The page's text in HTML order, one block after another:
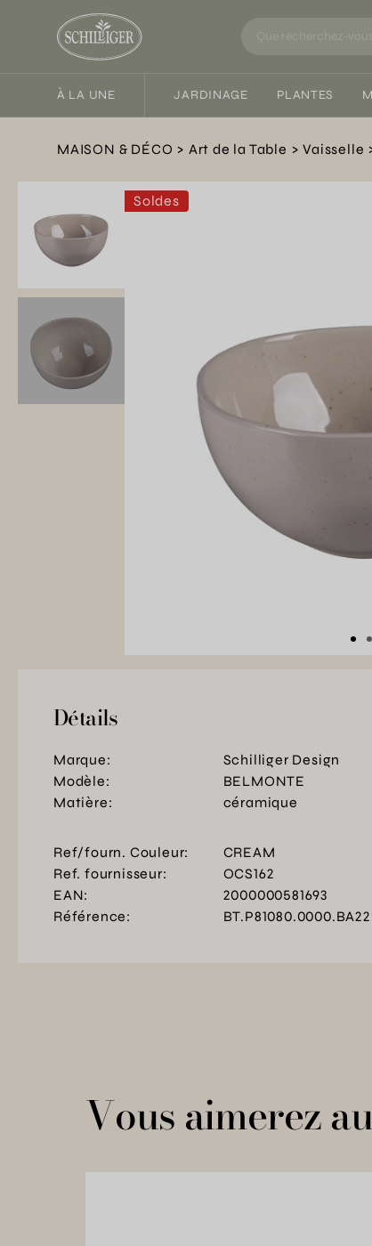
À LA UNE JARDINAGE PLANTES
MAISON & DÉCO Art de la Table Vaisselle
Soldes
Détails
Marque:
Schilliger Design
Modèle:
BELMONTE
Matière:
céramique
Ref/fourn. Couleur:
CREAM
Ref. fournisseur:
OCS162
EAN:
2000000581693
Référence:
Vous aimerez